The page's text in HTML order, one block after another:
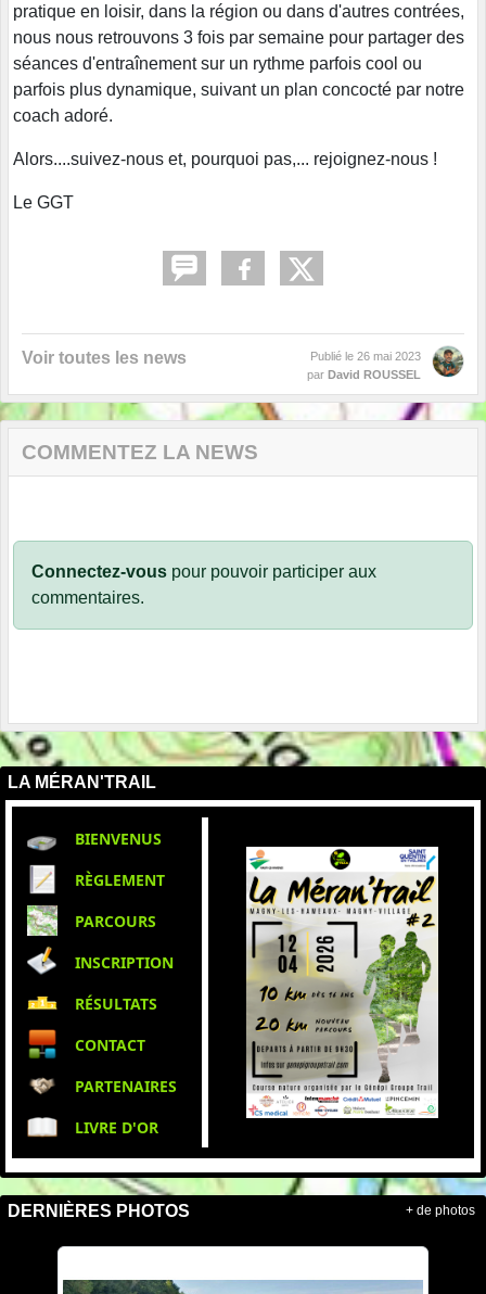
pratique en loisir, dans la région ou dans d'autres contrées,
nous nous retrouvons 3 fois par semaine pour partager des
séances d'entraînement sur un rythme parfois cool ou
parfois plus dynamique, suivant un plan concocté par notre
coach adoré.
Alors....suivez-nous et, pourquoi pas,... rejoignez-nous !
Le GGT
Voir toutes les news Publié le 26 mai 2023
par David ROUSSEL
COMMENTEZ LA NEWS
Connectez-vous pour pouvoir participer aux
commentaires.
LA MÉRAN'TRAIL
BIENVENUS
RÈGLEMENT
PARCOURS
INSCRIPTION
RÉSULTATS
CONTACT
PARTENAIRES
LIVRE D'OR
DERNIÈRES PHOTOS + de photos